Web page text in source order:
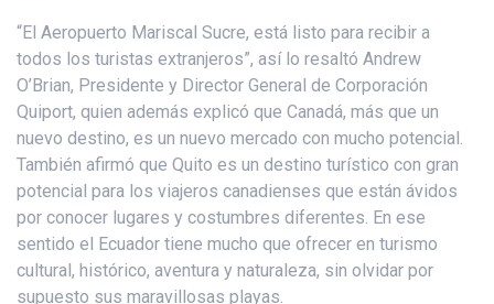
“El Aeropuerto Mariscal Sucre, está listo para recibir a
todos los turistas extranjeros”, así lo resaltó Andrew
O’Brian, Presidente y Director General de Corporación
Quiport, quien además explicó que Canadá, más que un
nuevo destino, es un nuevo mercado con mucho potencial.
También afirmó que Quito es un destino turístico con gran
potencial para los viajeros canadienses que están ávidos
por conocer lugares y costumbres diferentes. En ese
sentido el Ecuador tiene mucho que ofrecer en turismo
cultural, histórico, aventura y naturaleza, sin olvidar por
supuesto sus maravillosas playas.